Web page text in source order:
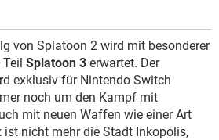
von Splatoon 2 wird mit besonderer
Splatoon 3 erwartet. Der
exklusiv für Nintendo Switch
noch um den Kampf mit
mit neuen Waffen wie einer Art
ist nicht mehr die Stadt Inkopolis,